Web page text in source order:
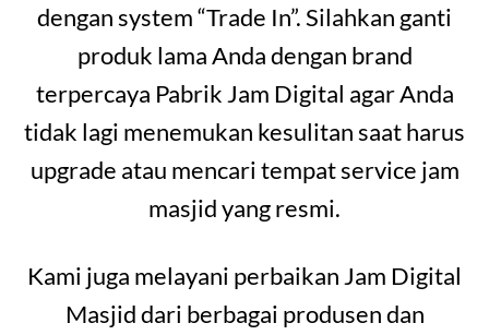
dengan system “Trade In”. Silahkan ganti
produk lama Anda dengan brand
terpercaya Pabrik Jam Digital agar Anda
tidak lagi menemukan kesulitan saat harus
upgrade atau mencari tempat service jam
masjid yang resmi.
Kami juga melayani perbaikan Jam Digital
Masjid dari berbagai produsen dan